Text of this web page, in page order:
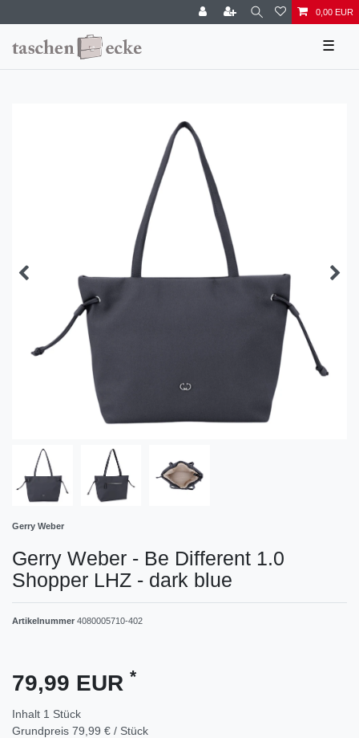
0,00 EUR
☰
Gerry Weber
Gerry Weber - Be Different 1.0
Shopper LHZ - dark blue
Artikelnummer 4080005710-402
79,99 EUR *
Inhalt 1 Stück
Grundpreis 79,99 € / Stück